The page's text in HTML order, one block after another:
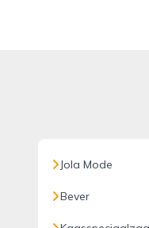
Jola Mode
Bever